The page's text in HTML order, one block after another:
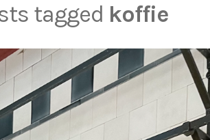
tagged koffie